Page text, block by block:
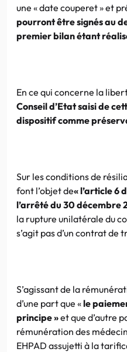
une « date couperet » et
pourront être signés au
premier bilan étant
En ce qui concerne la
Conseil d’Etat saisi de
dispositif comme
Sur les conditions de
font l’objet de« l’article 6
l’arrêté du 30 décembre
la rupture unilatérale du
s’agit pas d’un contrat de
S’agissant de la
d’une part que «le
principe »et que d’autre
rémunération des
EHPAD assujetti à la